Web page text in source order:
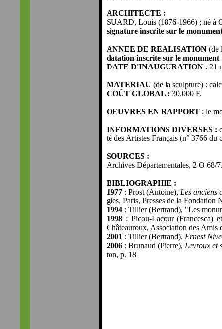
ARCHITECTE :
SUARD, Louis (1876-1966) ; né à
signature inscrite sur le
ANNEE DE REALISATION (de
datation inscrite sur le monument
DATE D'INAUGURATION : 21
MATERIAU (de la sculpture) :
COÛT GLOBAL : 30.000 F.
OEUVRES EN RAPPORT : le
INFORMATIONS DIVERSES :
té des Artistes Français (n° 3766 du
SOURCES :
Archives Départementales, 2 O 68/7.
BIBLIOGRAPHIE :
1977 : Prost (Antoine), Les anciens
gies, Paris, Presses de la Fondation
1994 : Tillier (Bertrand), "Les
1998 : Picou-Lacour (Francesca)
Châteauroux, Association des Amis
2001 : Tillier (Bertrand), Ernest
2006 : Brunaud (Pierre), Levroux et
ton, p. 18